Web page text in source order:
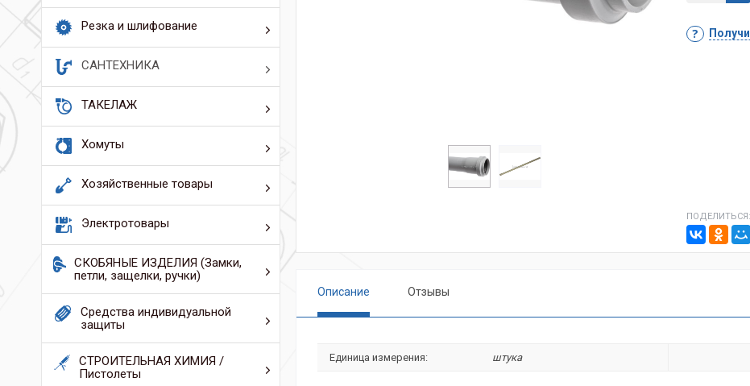
Резка и шлифование
САНТЕХНИКА
ТАКЕЛАЖ
Хомуты
Хозяйственные товары
Электротовары
СКОБЯНЫЕ ИЗДЕЛИЯ (Замки,
петли, защелки, ручки)
Средства индивидуальной
защиты
СТРОИТЕЛЬНАЯ ХИМИЯ /
Пистолеты
ПОДЕЛИТЬСЯ:
Описание Отзывы
Единица измерения: штука